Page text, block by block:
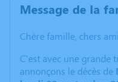
Message de la
Chère famille, chers
C'est avec une grande
annonçons le décès de